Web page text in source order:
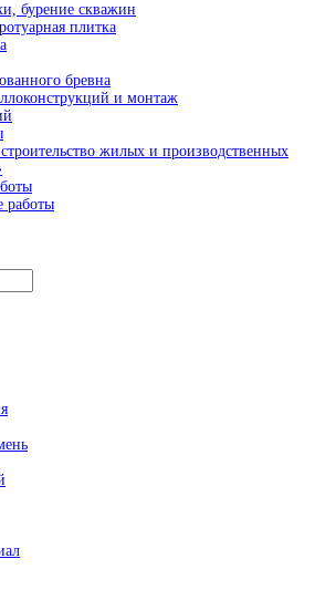
бурение скважин
плитка
бревна
и монтаж
жилых и производственных
работы